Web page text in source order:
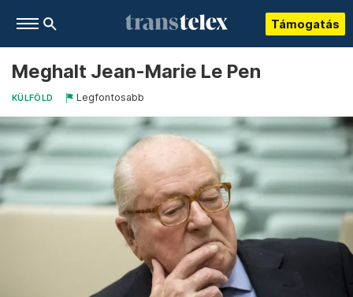
Támogatás
Meghalt Jean-Marie Le Pen
KÜLFÖLD Legfontosabb